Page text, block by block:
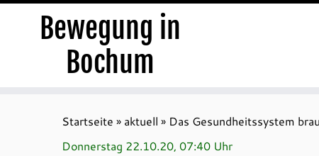
Bewegung in
Bochum
Startseite » aktuell » Das Gesundheitssystem
Donnerstag 22.10.20, 07:40 Uhr